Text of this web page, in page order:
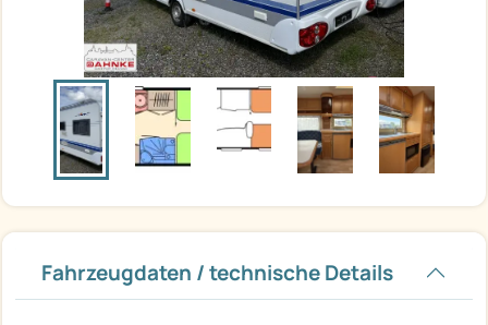
Fahrzeugdaten / technische Details